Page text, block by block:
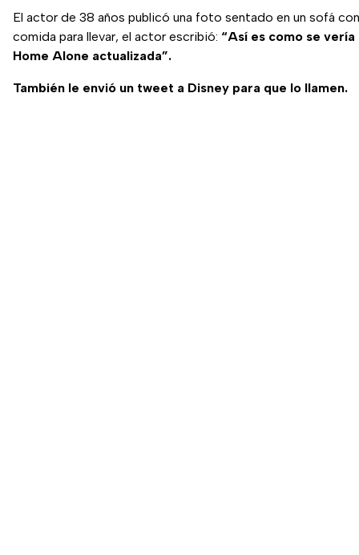
El actor de 38 años publicó una foto sentado en un sofá
comida para llevar, el actor escribió: “Así es como se
Home Alone actualizada”.
También le envió un tweet a Disney para que lo llamen.